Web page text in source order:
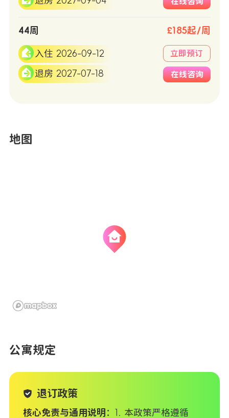
44周 £185起/周
入住 2026-09-12
退房 2027-07-18
立即预订
在线咨询
地图
公寓规定
退订政策
核心免责与通用说明 ：1. 本政策严格遵循